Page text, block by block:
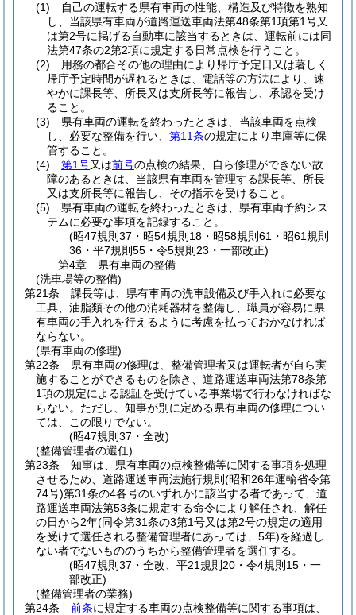
(1)
自己の運転する県有車両の性能、構造及び特徴を熟知
し、当該県有車両が道路運送車両法第48条第1項第1号又
は第2号に掲げる自動車に該当するときは、運転前には同
法第47条の2第2項に規定する日常点検を行うこと。
(2)
用務の都合その他の理由により帰庁予定日又は著しく
帰庁予定時間が遅れるときは、電話等の方法により、速
やかに課長等、所長又は支所長等に報告し、承認を受け
ること。
(3)
県有車両の運転を終わったときは、当該車両を点検
し、必要な整備を行い、 第11条の規定により車庫等に保
管すること。
(4)
第1号又は前号の点検の結果、自ら修理ができない故
障のあるときは、当該県有車両を管理する課長等、所長
又は支所長等に報告し、その指示を受けること。
(5)
県有車両の運転を終わったときは、県有車両予約シス
テムに必要な事項を記録すること。
(昭47規則37・昭54規則18・昭58規則61・昭61規則
36・平7規則55・令5規則23・一部改正)
第4章
県有車両の整備
(洗車場等の整備)
第21条
課長等は、県有車両の洗車設備及び手入れに必要な
工具、油脂類その他の消耗器材を整備し、職員が容易に県
有車両の手入れを行えるように考慮を払っておかなければ
ならない。
(県有車両の修理)
第22条
県有車両の修理は、整備管理者又は運転者が自ら実
施することができるものを除き、道路運送車両法第78条第
1項の規定による認証を受けている事業場で行わなければな
らない。 ただし、知事が別に定める県有車両の修理につい
ては、この限りでない。
(昭47規則37・全改)
(整備管理者の選任)
第23条
知事は、県有車両の点検整備等に関する事項を処理
させるため、道路運送車両法施行規則 (昭和26年運輸省令第
74号)第31条の4各号のいずれかに該当する者であって、道
路運送車両法第53条に規定する命令により解任され、解任
の日から2年(同令第31条の3第1号又は第2号の規定の適用
を受けて選任される整備管理者にあっては、5年)を経過し
ない者でないもののうちから整備管理者を選任する。
(昭47規則37・全改、平21規則20・令4規則15・一
部改正)
(整備管理者の業務)
第24条
前条に規定する車両の点検整備等に関する事項は、